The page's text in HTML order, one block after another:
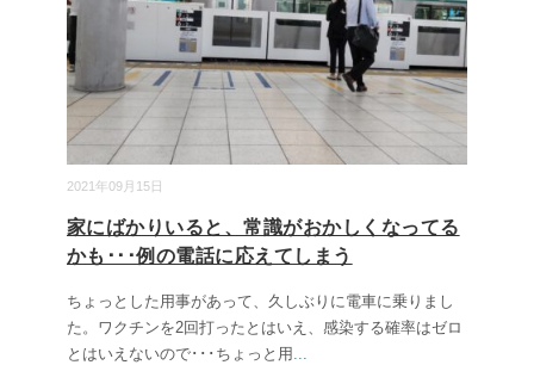
2021年09月15日
家にばかりいると、常識がおかしくなってる
かも･･･例の電話に応えてしまう
ちょっとした用事があって、久しぶりに電車に乗りまし
た。ワクチンを2回打ったとはいえ、感染する確率はゼロ
とはいえないので･･･ちょっと用 ...